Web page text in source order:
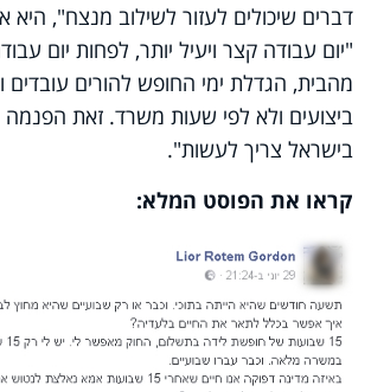
דברים שיכולים לעזור לשילוב מנצח", היא
"יום עבודה קצר ויעיל יותר, לפחות יום
מהבית, הגדלת ימי החופש להורים עובדים
ביצועים ולא לפי שעות משרד. זאת
בישראל צריך לעשות".
קראו את הפוסט המלא: